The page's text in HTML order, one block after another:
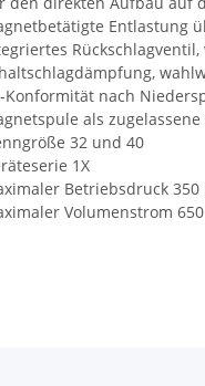
Entlastung
Rückschlagventil,
Konformität nach
als
32 und 40
1X
Betriebsdruck 350
Volumenstrom